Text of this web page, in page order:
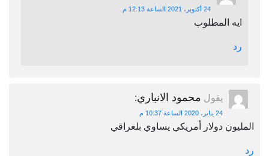
24 أكتوبر، 2021 الساعة 12:13 م
ايه المطلوب
رد
يقول محمود الانباري:
24 يناير، 2020 الساعة 10:37 م
المليون دولار أمريكي يساوي بلعراقي
رد